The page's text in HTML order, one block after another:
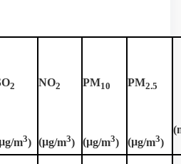
2
g/m3)
NO2
(µg/m3)
PM10
(µg/m3)
PM2.5
(µg/m3)